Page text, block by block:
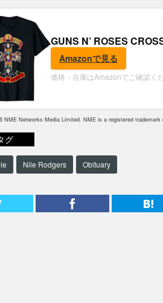
GUNS N’ ROSES
Amazonで見る
価格・在庫はAmazonでご確認く
NME Networks Media Limited. NME is a registered
グ
Nile Rodgers Obituary